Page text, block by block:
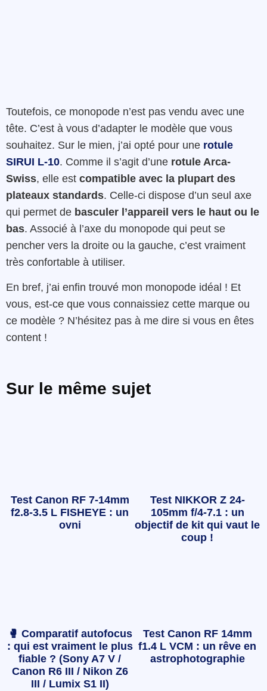
Toutefois, ce monopode n’est pas vendu avec une
tête. C’est à vous d’adapter le modèle que vous
souhaitez. Sur le mien, j’ai opté pour une rotule
SIRUI L-10. Comme il s’agit d’une rotule Arca-
Swiss, elle est compatible avec la plupart des
plateaux standards. Celle-ci dispose d’un seul axe
qui permet de basculer l’appareil vers le haut ou le
bas. Associé à l’axe du monopode qui peut se
pencher vers la droite ou la gauche, c’est vraiment
très confortable à utiliser.
En bref, j’ai enfin trouvé mon monopode idéal ! Et
vous, est-ce que vous connaissiez cette marque ou
ce modèle ? N’hésitez pas à me dire si vous en êtes
content !
Sur le même sujet
Test Canon RF 7-14mm
f2.8-3.5 L FISHEYE : un
ovni
Test NIKKOR Z 24-
105mm f/4-7.1 : un
objectif de kit qui vaut le
coup !
🥊 Comparatif autofocus
: qui est vraiment le plus
fiable ? (Sony A7 V /
Canon R6 III / Nikon Z6
III / Lumix S1 II)
Test Canon RF 14mm
f1.4 L VCM : un rêve en
astrophotographie